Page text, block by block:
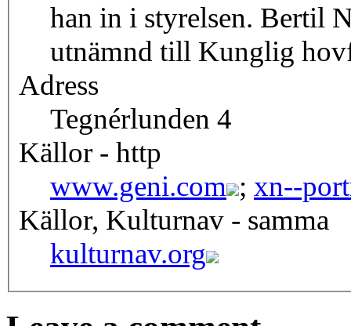
han in i styrelsen. Bertil
utnämnd till Kunglig
Adress
Tegnérlunden 4
Källor - http
www.geni.com ; xn--
Källor, Kulturnav - samma
kulturnav.org